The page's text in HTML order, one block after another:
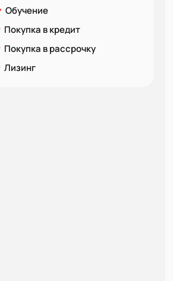
Обучение
Покупка в кредит
Покупка в рассрочку
Лизинг